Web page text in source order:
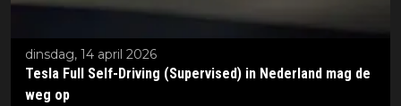
Tesla Full Self-Driving (Supervised) in Nederland mag de
weg op
dinsdag, 14 april 2026